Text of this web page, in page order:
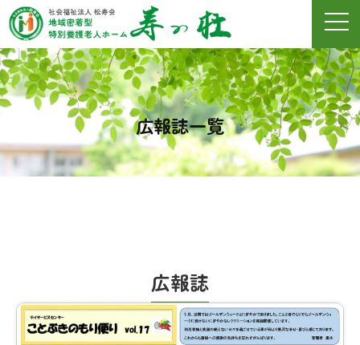
広報誌一覧
広報誌